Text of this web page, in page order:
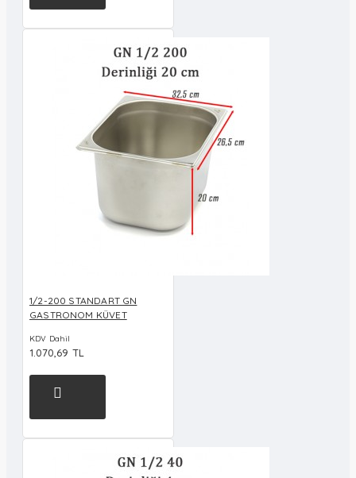
1/2-200 STANDART GN
GASTRONOM KÜVET
KDV Dahil
1.070,69 TL